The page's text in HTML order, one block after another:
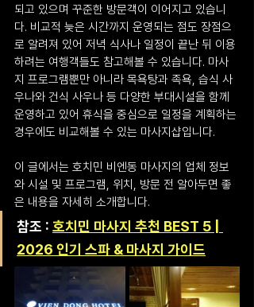
되고 있으며 꾸준한 방문객이 이어지고 있습니
다. 비교적 늦은 시간까지 운영되는 점도 장점으
로 알려져 있어 저녁 식사나 일정이 끝난 뒤 이용
하려는 여행객들도 참고해볼 수 있습니다. 마사
지 프로그램뿐만 아니라 목욕탕과 족욕, 습식 사
우나와 건식 사우나 등 다양한 부대시설을 함께
운영하고 있어 휴식을 중심으로 일정을 계획하는
경우에도 비교해볼 수 있는 마사지샵입니다.
이 글에서는 호치민 비엔동 마사지의 업체 정보
와 시설 및 프로그램, 위치, 방문 전 알아두면 좋
은 내용을 자세히 소개합니다.
참조 : 호치민 마사지 추천 BEST 5 |
2026 인기 스파 & 마사지 가이드